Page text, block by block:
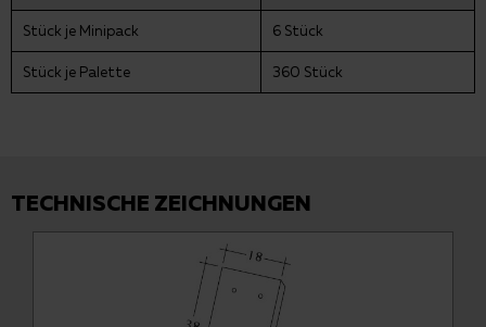
Stück je Minipack 6 Stück
Stück je Palette 360 Stück
TECHNISCHE ZEICHNUNGEN